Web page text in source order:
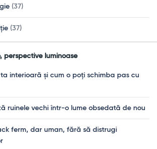
(37)
(37)
perspective luminoase
interioară și cum o poți schimba pas cu
ruinele vechi într-o lume obsedată de nou
ferm, dar uman, fără să distrugi